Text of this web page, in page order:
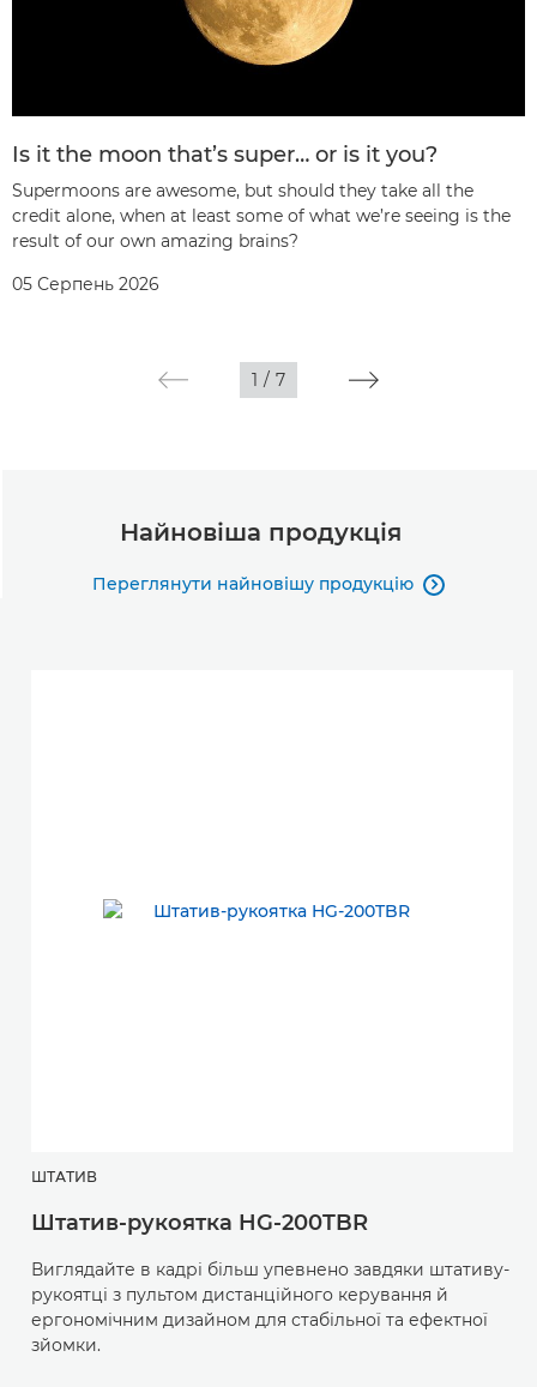
Is it the moon that’s super… or is it you?
Supermoons are awesome, but should they take all the
credit alone, when at least some of what we’re seeing is the
result of our own amazing brains?
05 Серпень 2026
1 / 7
Найновіша продукція
Переглянути найновішу продукцію 
ШТАТИВ
Штатив-рукоятка HG-200TBR
Виглядайте в кадрі більш упевнено завдяки штативу-
рукоятці з пультом дистанційного керування й
ергономічним дизайном для стабільної та ефектної
зйомки.